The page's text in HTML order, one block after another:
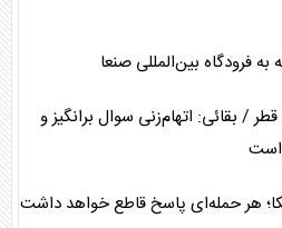
فرودگاه بین‌المللی صنعا
قطر / بقائی: اتهام‌زنی سوال برانگیز و
است
هر حمله‌ای پاسخ قاطع خواهد داشت